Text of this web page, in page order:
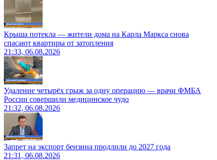
Крыша потекла — жители дома на Карла Маркса снова
спасают квартиры от затопления
21:33, 06.08.2026
Удаление четырёх грыж за одну операцию — врачи ФМБА
России совершили медицинское чудо
21:32, 06.08.2026
Запрет на экспорт бензина продлили до 2027 года
21:31, 06.08.2026